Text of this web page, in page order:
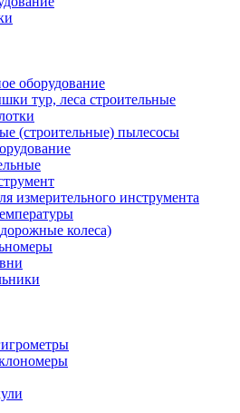
оборудование
тур, леса строительные
(строительные) пылесосы
измерительного инструмента
колеса)